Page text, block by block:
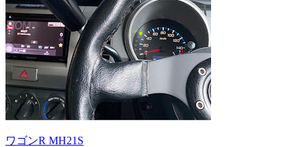
ワゴンR MH21S